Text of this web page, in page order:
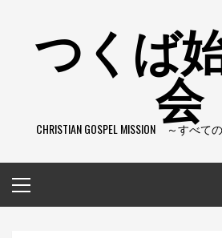
つくば
会
CHRISTIAN GOSPEL MISSION ～すべ
イ
ン